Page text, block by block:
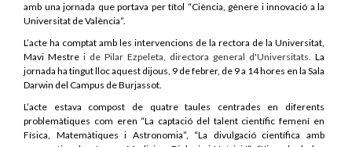
amb una jornada que portava per títol “Ciència, gènere i innovació a la
Universitat de València”.
L’acte ha comptat amb les intervencions de la rectora de la Universitat,
Mavi Mestre i de Pilar Ezpeleta, directora general d'Universitats. La
jornada ha tingut lloc aquest dijous, 9 de febrer, de 9 a 14 hores en la Sala
Darwin del Campus de Burjassot.
L’acte estava compost de quatre taules centrades en diferents
problemàtiques com eren “La captació del talent científic femení en
Física, Matemàtiques i Astronomia”, “La divulgació científica amb